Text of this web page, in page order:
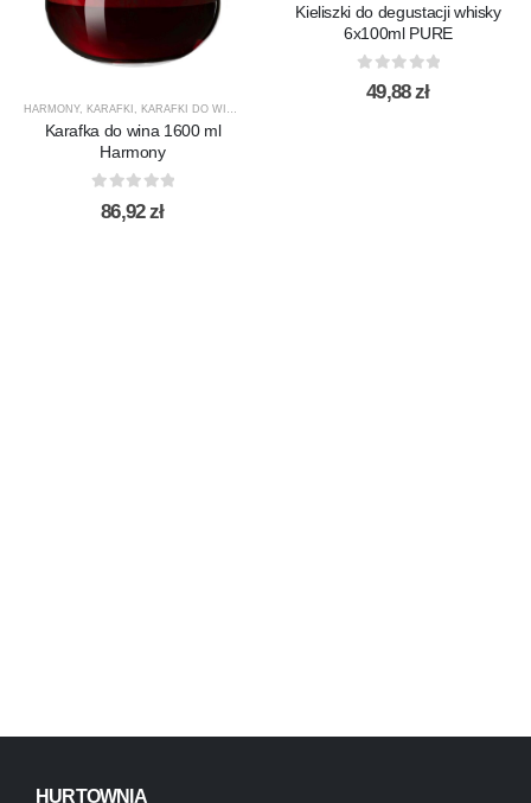
HARMONY, KARAFKI , KARAFKI DO WINA
Karafka do wina 1600 ml
Harmony
out of 5
86,92zł
Kieliszki do degustacji whisky
6x100ml PURE
out of 5
49,88zł
HURTOWNIA